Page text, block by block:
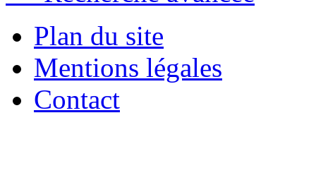
Plan du site
Mentions légales
Contact